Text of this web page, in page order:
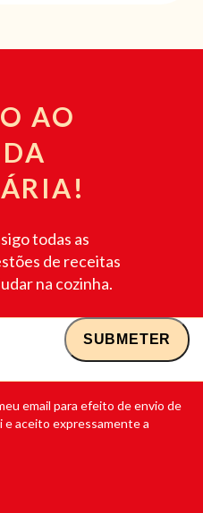
AO
todas as
de receitas
na cozinha.
email para efeito de envio de
aceito expressamente a